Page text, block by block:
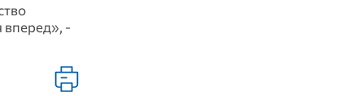
вперед», -